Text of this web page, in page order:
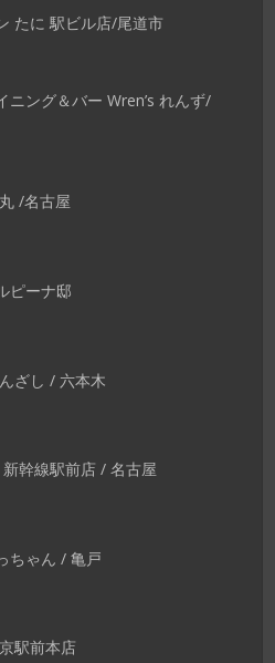
たに 駅ビル店/尾道市
ニング＆バー Wren’s れんず/
/名古屋
ピーナ邸
ざし / 六本木
幹線駅前店 / 名古屋
ちゃん / 亀戸
駅前本店